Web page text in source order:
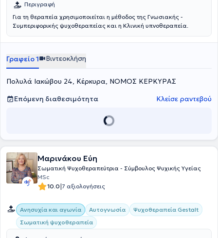
Περιγραφή
Για τη θεραπεία χρησιμοποιείται η μέθοδος της Γνωσιακής -
Συμπεριφορικής ψυχοθεραπείας και η Κλινική υπνοθεραπεία.
Γραφείο 1 Βιντεοκλήση
Πολυλά Ιακώβου 24, Κέρκυρα, ΝΟΜΟΣ ΚΕΡΚΥΡΑΣ
Επόμενη διαθεσιμότητα
Κλείσε ραντεβού
Μαρινάκου Εύη
Σωματική Ψυχοθεραπεύτρια - Σύμβουλος Ψυχικής Υγείας
MSc
10.0|7 αξιολογήσεις
Ανησυχία και αγωνία Αυτογνωσία
Ψυχοθεραπεία Gestalt
Σωματική ψυχοθεραπεία